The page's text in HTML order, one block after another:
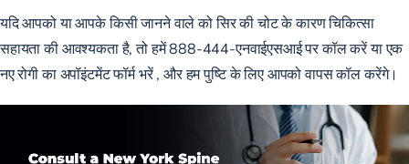
यदि आपको या आपके किसी जानने वाले को सिर की चोट के कारण चिकित्सा
सहायता की आवश्यकता है, तो हमें888-444-एनवाईएसआईपर कॉल करें याएक
नए रोगी का अपॉइंटमेंट फॉर्म भरें, और हम पुष्टि के लिए आपको वापस कॉल करेंगे।